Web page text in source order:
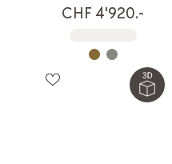
CHF 4'920.-